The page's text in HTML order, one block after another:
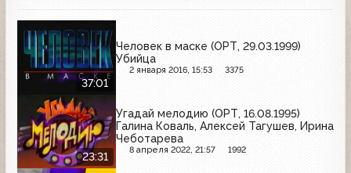
37:01
Человек в маске (ОРТ, 29.03.1999)
Убийца
2 января 2016, 15:53 3375
23:31
Угадай мелодию (ОРТ, 16.08.1995)
Галина Коваль, Алексей Тагушев, Ирина
Чеботарева
8 апреля 2022, 21:57 1992